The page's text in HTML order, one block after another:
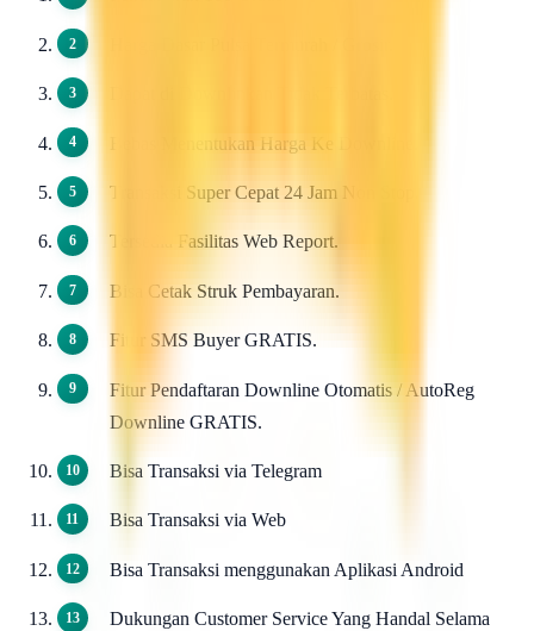
Bebas Menentukan Harga Ke Downline.
Transaksi Super Cepat 24 Jam Non Stop.
Tersedia Fasilitas Web Report.
Bisa Cetak Struk Pembayaran.
Fitur SMS Buyer GRATIS.
Fitur Pendaftaran Downline Otomatis / AutoReg
Downline GRATIS.
Bisa Transaksi via Telegram
Bisa Transaksi via Web
Bisa Transaksi menggunakan Aplikasi Android
Dukungan Customer Service Yang Handal Selama